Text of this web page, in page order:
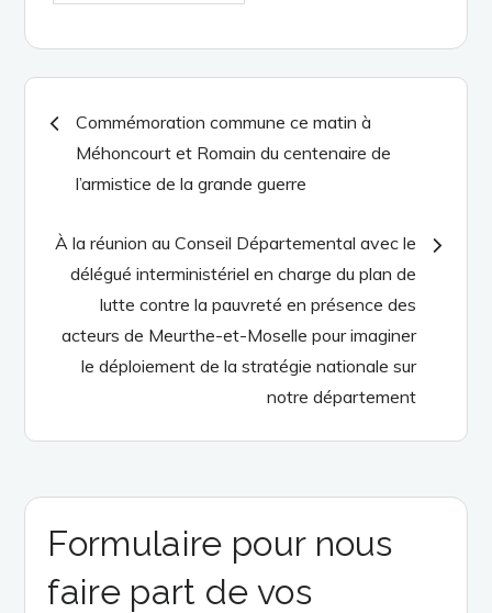
Navigation
de
l’article
Commémoration commune ce matin à
Méhoncourt et Romain du centenaire de
l’armistice de la grande guerre
À la réunion au Conseil Départemental avec le
délégué interministériel en charge du plan de
lutte contre la pauvreté en présence des
acteurs de Meurthe-et-Moselle pour imaginer
le déploiement de la stratégie nationale sur
notre département
Formulaire pour nous
faire part de vos